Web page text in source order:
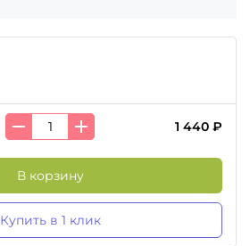
1 440 ₽
В корзину
Купить в 1 клик